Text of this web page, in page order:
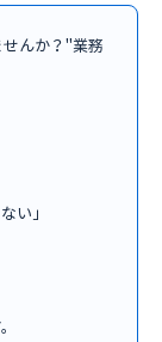
んか？"業務
い」